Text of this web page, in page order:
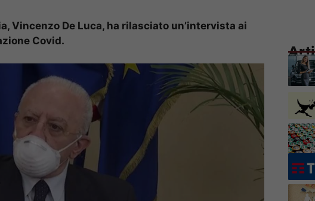
Vincenzo De Luca, ha rilasciato un’intervista ai
Covid.